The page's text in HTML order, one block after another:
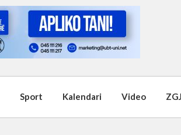
Sport Kalendari Video